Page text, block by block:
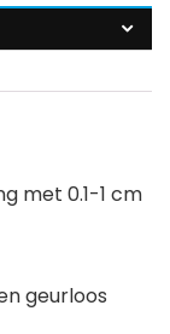
met 0.1-1 cm
geurloos